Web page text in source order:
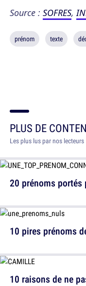
Source : SOFRES,
prénom texte
PLUS DE
Les plus lus par nos lecteurs
20 prénoms portés
10 raisons de ne
10 pires prénoms